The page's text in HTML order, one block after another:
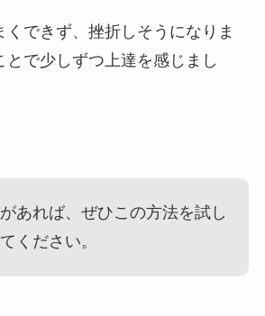
できず、挫折しそうになりま
とで少しずつ上達を感じまし
あれば、ぜひこの方法を試し
ください。